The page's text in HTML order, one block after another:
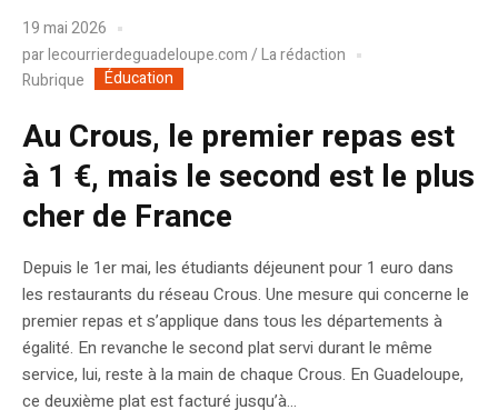
19 mai 2026
parlecourrierdeguadeloupe.com / La rédaction
Rubrique
Éducation
Au Crous, le premier repas est
à 1 €, mais le second est le plus
cher de France
Depuis le 1er mai, les étudiants déjeunent pour 1 euro dans
les restaurants du réseau Crous. Une mesure qui concerne le
premier repas et s’applique dans tous les départements à
égalité. En revanche le second plat servi durant le même
service, lui, reste à la main de chaque Crous. En Guadeloupe,
ce deuxième plat est facturé jusqu’à...